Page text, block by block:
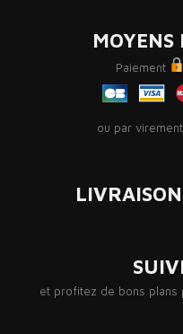
MOYENS
Paiement
ou par
LIVRAISON
et profitez de bons plans